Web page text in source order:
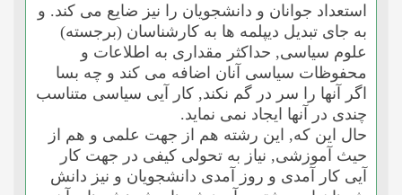
استعداد جوانان و دانشجویان را نیز ضایع مى کند. و
به جاى تبدیل دیپلمه ها به کارشناسان (برجسته)
علوم سیاسى, حداکثر مقدارى به اطلاعات و
محفوظات سیاسى آنان اضافه مى کند و چه بسا
اگر آنها را سر در گم نکند, کار آیى سیاسى متناسب
چندى در آنها ایجاد نمى نماید.
حال این که, این رشته هم از جهت علمى و هم از
حیث آموزشى, نیاز به تحولى کیفى در جهت کار
آیى کار آمدى و روز آمدى دانشجویان و نیز دانش